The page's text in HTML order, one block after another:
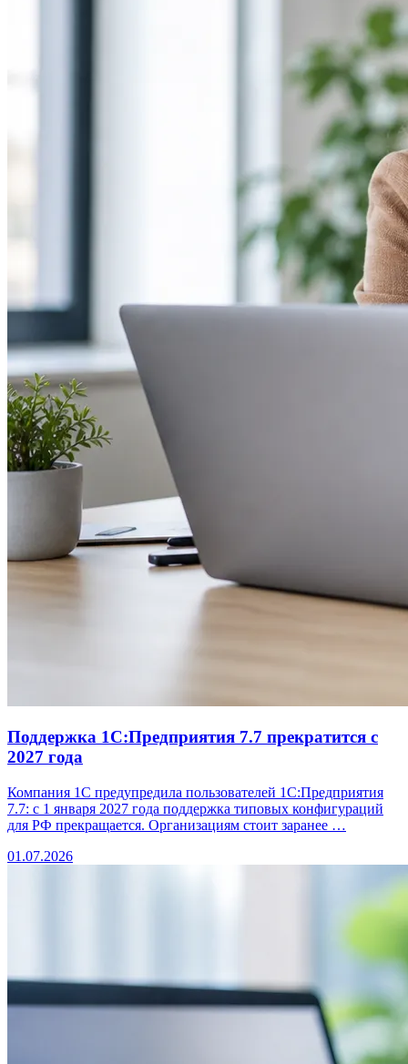
Поддержка 1С:Предприятия 7.7 прекратится с
2027 года
Компания 1С предупредила пользователей 1С:Предприятия
7.7: с 1 января 2027 года поддержка типовых конфигураций
для РФ прекращается. Организациям стоит заранее …
01.07.2026